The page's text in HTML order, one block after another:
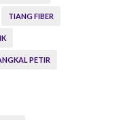
TIANG FIBER
PETIR